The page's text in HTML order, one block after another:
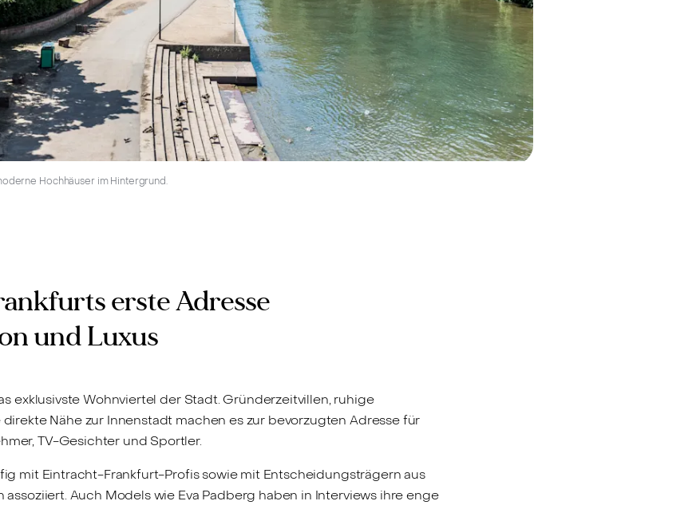
Hochhäuser im Hintergrund.
erste Adresse
und Luxus
exklusivste Wohnviertel der Stadt. Gründerzeitvillen, ruhige
Nähe zur Innenstadt machen es zur bevorzugten Adresse für
TV-Gesichter und Sportler.
mit Eintracht-Frankfurt-Profis sowie mit Entscheidungsträgern aus
Auch Models wie Eva Padberg haben in Interviews ihre enge